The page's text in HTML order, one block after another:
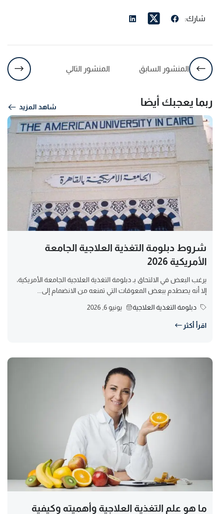
شارك:
المنشور السابق المنشور التالي
ربما يعجبك أيضا شاهد المزيد
شروط دبلومة التغذية العلاجية الجامعة
الأمريكية 2026
يرغب البعض في الالتحاق بـ دبلومة التغذية العلاجية الجامعة الأمريكية،
إلا أنه يصطدم ببعض المعوقات التي تمنعه من الانضمام إلى...
دبلومة التغذية العلاجية يونيو 6, 2026
اقرأ أكثر
ما هو علم التغذية العلاجية وأهميته وكيفية